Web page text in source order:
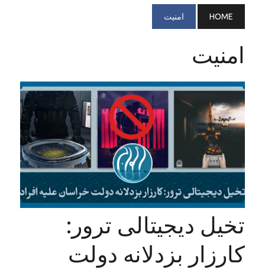
HOME امنيت
امنيت
تخیل دیجیتالی ترور:
کارزار بزدلانه دولت